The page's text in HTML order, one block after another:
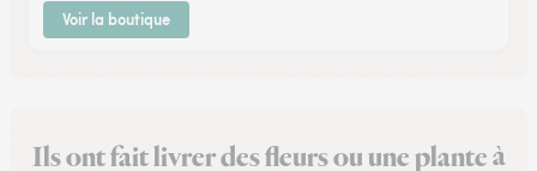
Voir la boutique
Ils ont fait livrer des fleurs ou une plante à